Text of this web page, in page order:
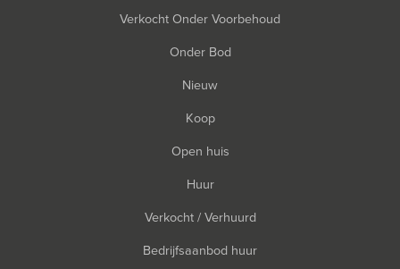
Verkocht Onder Voorbehoud
Onder Bod
Nieuw
Koop
Open huis
Huur
Verkocht / Verhuurd
Bedrijfsaanbod huur